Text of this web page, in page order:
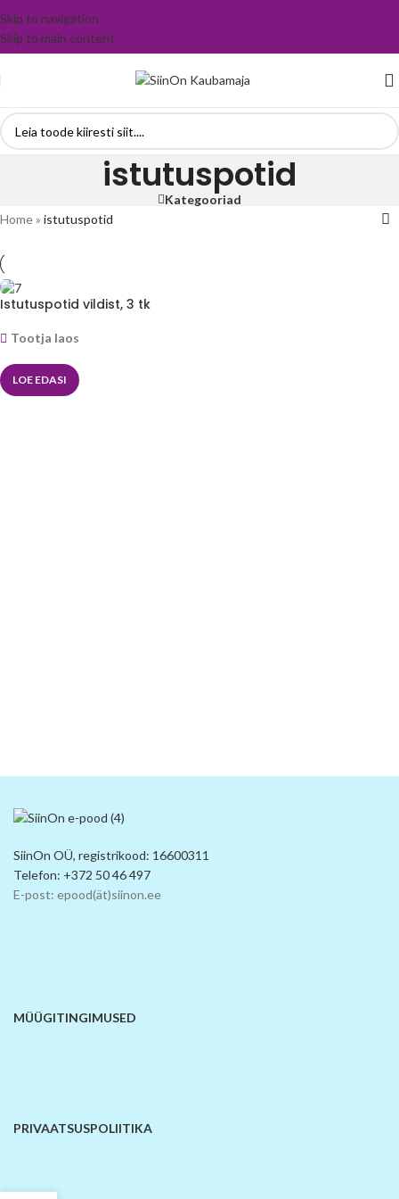
Skip to navigation
Skip to main content
istutuspotid
Kategooriad
Home» istutuspotid
Istutuspotid vildist, 3 tk
Tootja laos
LOE EDASI
SiinOn OÜ, registrikood: 16600311
Telefon: +372 50 46 497
E-post: epood(ät)siinon.ee
MÜÜGITINGIMUSED
PRIVAATSUSPOLIITIKA